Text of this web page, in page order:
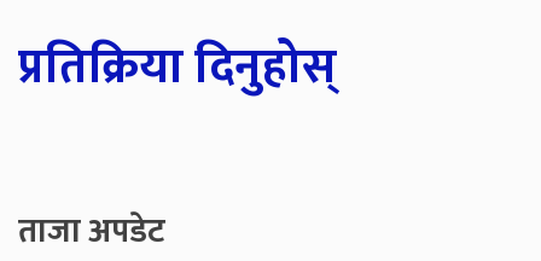
प्रतिक्रिया दिनुहोस्
ताजा अपडेट